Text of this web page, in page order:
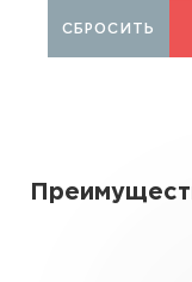
СБРОСИТЬ